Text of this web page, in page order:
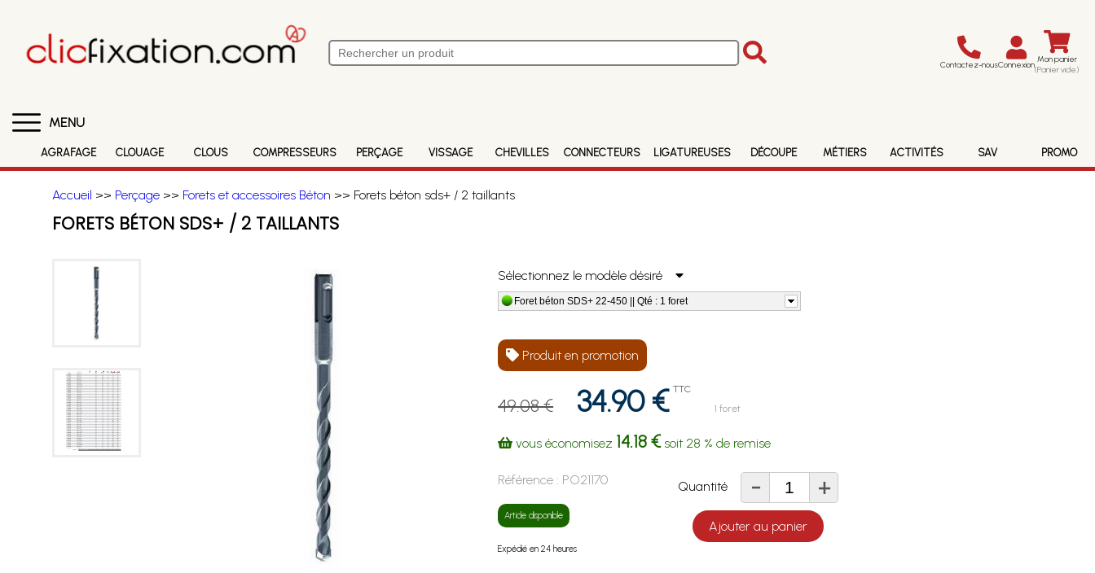
Contactez-nousConnexion Mon panier
(Panier vide)
MENU
AGRAFAGE CLOUAGE CLOUS COMPRESSEURS PERÇAGE VISSAGE CHEVILLES CONNECTEURS LIGATUREUSES DÉCOUPE MÉTIERS ACTIVITÉS SAV PROMO
Accueil >> Perçage>> Forets et accessoires Béton >> Forets béton sds+ / 2 taillants
FORETS BÉTON SDS+ / 2 TAILLANTS
Sélectionnez le modèle désiré
Foret béton SDS+ 22-450 || Qté : 1 foret
Produit en promotion
49.08 € 34.90 € TTC
1 foret
vous économisez 14.18 €soit 28 % de remise
Référence : PO21170
Article disponible
Expédié en 24 heures
Quantité - +
Ajouter au panier